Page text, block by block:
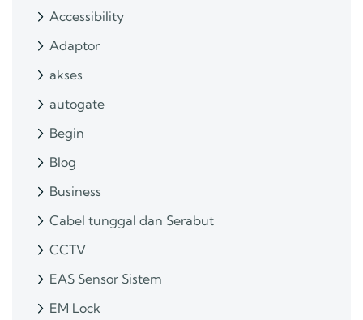
Accessibility
Adaptor
akses
autogate
Begin
Blog
Business
Cabel tunggal dan Serabut
CCTV
EAS Sensor Sistem
EM Lock